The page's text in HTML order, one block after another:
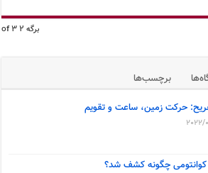
برگه 2 of 3
برچسب‌ها
حرکت زمین، ساعت و تقویم
2022/
کوانتومی چگونه کشف شد؟